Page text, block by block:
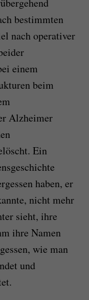
bestimmten
nach operativer
einem
beim
Alzheimer
Ein
haben, er
nicht mehr
sieht, ihre
ihre Namen
wie man
und